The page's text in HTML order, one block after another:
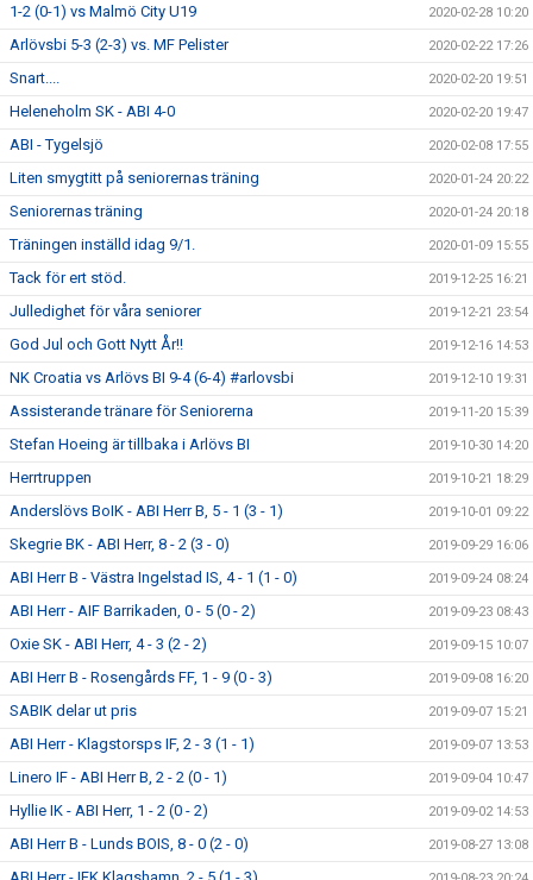
1-2 (0-1) vs Malmö City U19 2020-02-28 10:20
Arlövsbi 5-3 (2-3) vs. MF Pelister 2020-02-22 17:26
Snart.... 2020-02-20 19:51
Heleneholm SK - ABI 4-0 2020-02-20 19:47
ABI - Tygelsjö 2020-02-08 17:55
Liten smygtitt på seniorernas träning 2020-01-24 20:22
Seniorernas träning 2020-01-24 20:18
Träningen inställd idag 9/1. 2020-01-09 15:55
Tack för ert stöd. 2019-12-25 16:21
Julledighet för våra seniorer 2019-12-21 23:54
God Jul och Gott Nytt År!! 2019-12-16 14:53
NK Croatia vs Arlövs BI 9-4 (6-4) #arlovsbi 2019-12-10 19:31
Assisterande tränare för Seniorerna 2019-11-20 15:39
Stefan Hoeing är tillbaka i Arlövs BI 2019-10-30 14:20
Herrtruppen 2019-10-21 18:29
Anderslövs BoIK - ABI Herr B, 5 - 1 (3 - 1) 2019-10-01 09:22
Skegrie BK - ABI Herr, 8 - 2 (3 - 0) 2019-09-29 16:06
ABI Herr B - Västra Ingelstad IS, 4 - 1 (1 - 0) 2019-09-24 08:24
ABI Herr - AIF Barrikaden, 0 - 5 (0 - 2) 2019-09-23 08:43
Oxie SK - ABI Herr, 4 - 3 (2 - 2) 2019-09-15 10:07
ABI Herr B - Rosengårds FF, 1 - 9 (0 - 3) 2019-09-08 16:20
SABIK delar ut pris 2019-09-07 15:21
ABI Herr - Klagstorsps IF, 2 - 3 (1 - 1) 2019-09-07 13:53
Linero IF - ABI Herr B, 2 - 2 (0 - 1) 2019-09-04 10:47
Hyllie IK - ABI Herr, 1 - 2 (0 - 2) 2019-09-02 14:53
ABI Herr B - Lunds BOIS, 8 - 0 (2 - 0) 2019-08-27 13:08